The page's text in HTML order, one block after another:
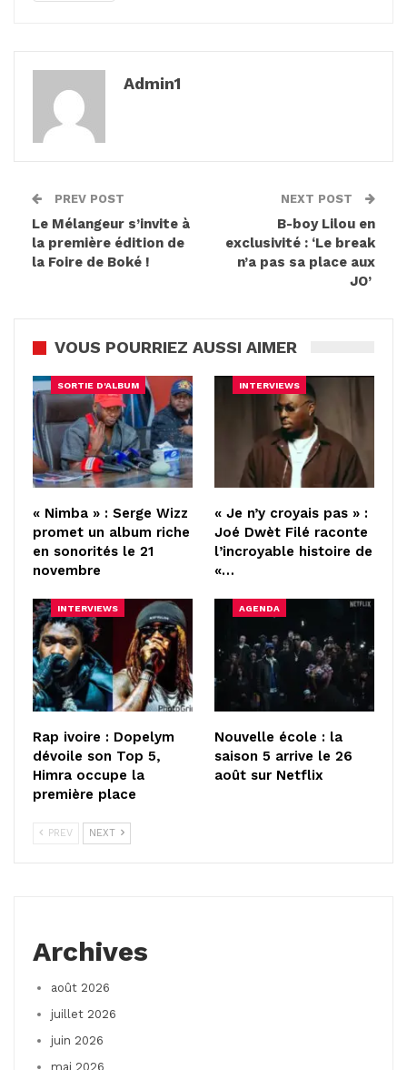
Admin1
PREV POST
Le Mélangeur s’invite à
la première édition de
la Foire de Boké !
NEXT POST
B-boy Lilou en
exclusivité : ‘Le break
n’a pas sa place aux
JO’
VOUS POURRIEZ AUSSI AIMER
SORTIE D'ALBUM
« Nimba » : Serge Wizz
promet un album riche
en sonorités le 21
novembre
INTERVIEWS
« Je n’y croyais pas » :
Joé Dwèt Filé raconte
l’incroyable histoire de
«…
INTERVIEWS
Rap ivoire : Dopelym
dévoile son Top 5,
Himra occupe la
première place
AGENDA
Nouvelle école : la
saison 5 arrive le 26
août sur Netflix
PREV NEXT
Archives
août 2026
juillet 2026
juin 2026
mai 2026